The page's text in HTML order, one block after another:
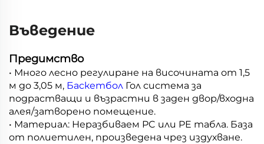
Въведение
Предимство
• Много лесно регулиране на височината от 1,5
м до 3,05 м, Баскетбол Гол система за
подрастващи и възрастни в заден двор/входна
алея/затворено помещение.
• Материал: Неразбиваем PC или PE табла. База
от полиетилен, произведена чрез издухване.